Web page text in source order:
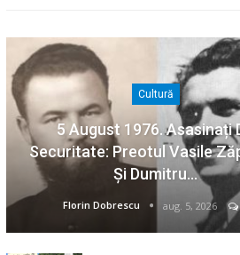
Cultură
5 August 1976. Asasinați
Securitate: Preotul Vasile
Și Dumitru…
Florin Dobrescu aug. 5, 2026